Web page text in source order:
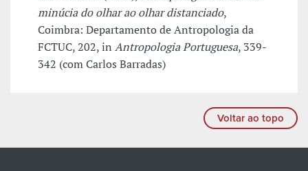
minúcia do olhar ao olhar distanciado,
Coimbra: Departamento de Antropologia da
FCTUC, 202, in Antropologia Portuguesa, 339-
342 (com Carlos Barradas)
Voltar ao topo